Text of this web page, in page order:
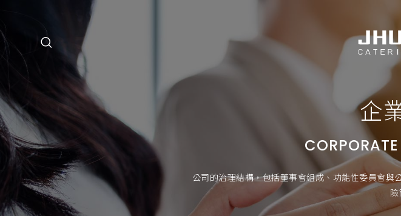
GROUP 集團
企
公司的治理結構，包括董事會組成、功能性委員會